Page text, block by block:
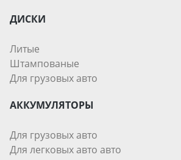
ДИСКИ
Литые
Штампованые
Для грузовых авто
АККУМУЛЯТОРЫ
Для грузовых авто
Для легковых авто авто